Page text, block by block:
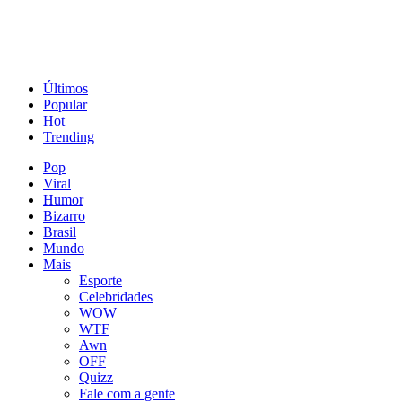
Últimos
Popular
Hot
Trending
Pop
Viral
Humor
Bizarro
Brasil
Mundo
Mais
Esporte
Celebridades
WOW
WTF
Awn
OFF
Quizz
Fale com a gente